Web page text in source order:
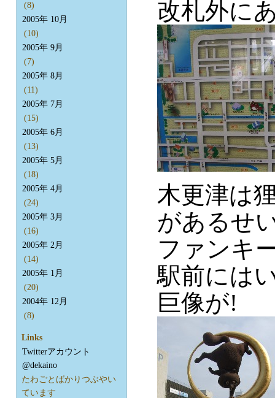
改札外に
木更津は
があるせ
ファンキ
駅前には
巨像が!
(8)
2005年 10月
(10)
2005年 9月
(7)
2005年 8月
(11)
2005年 7月
(15)
2005年 6月
(13)
2005年 5月
(18)
2005年 4月
(24)
2005年 3月
(16)
2005年 2月
(14)
2005年 1月
(20)
2004年 12月
(8)
Links
Twitterアカウント
@dekaino
たわごとばかりつぶやい
ています